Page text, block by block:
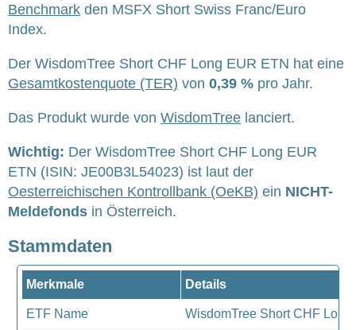
Benchmark den MSFX Short Swiss Franc/Euro
Index.
Der WisdomTree Short CHF Long EUR ETN hat eine
Gesamtkostenquote (TER) von 0,39 % pro Jahr.
Das Produkt wurde von WisdomTree lanciert.
Wichtig: Der WisdomTree Short CHF Long EUR
ETN (ISIN: JE00B3L54023) ist laut der
Oesterreichischen Kontrollbank (OeKB) ein NICHT-
Meldefonds in Österreich.
Stammdaten
Merkmale Details
ETF Name WisdomTree Short CHF